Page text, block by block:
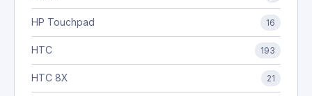
HP Touchpad 16
HTC 193
HTC 8X 21